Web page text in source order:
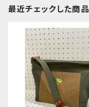
最近チェックした商品